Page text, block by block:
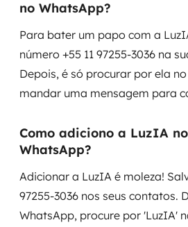
no WhatsApp?
Para bater um papo com a
número +55 11 97255-3036 na
Depois, é só procurar por ela
mandar uma mensagem para
Como adiciono a LuzIA
WhatsApp?
Adicionar a LuzIA é moleza!
97255-3036 nos seus contatos.
WhatsApp, procure por 'LuzIA'